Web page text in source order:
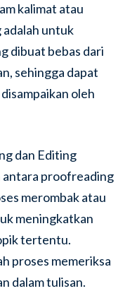
kalimat atau
untuk
dibuat bebas dari
sehingga dapat
oleh
dan Editing
antara proofreading
merombak atau
meningkatkan
tertentu.
proses memeriksa
dalam tulisan.